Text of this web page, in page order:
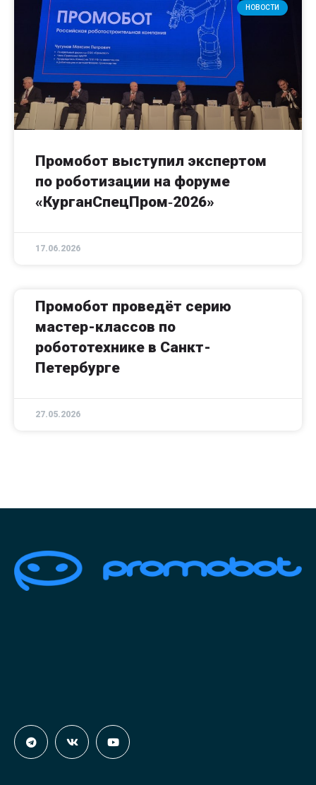
НОВОСТИ
Промобот выступил экспертом
по роботизации на форуме
«КурганСпецПром‑2026»
17.06.2026
Промобот проведёт серию
мастер-классов по
робототехнике в Санкт-
Петербурге
27.05.2026